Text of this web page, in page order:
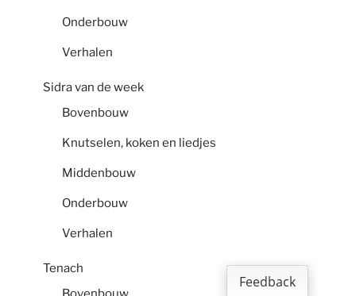
Onderbouw
Verhalen
Sidra van de week
Bovenbouw
Knutselen, koken en liedjes
Middenbouw
Onderbouw
Verhalen
Tenach
Feedback